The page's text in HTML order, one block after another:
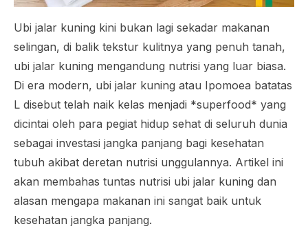
Ubi jalar kuning kini bukan lagi sekadar makanan
selingan, di balik tekstur kulitnya yang penuh tanah,
ubi jalar kuning mengandung nutrisi yang luar biasa.
Di era modern, ubi jalar kuning atau Ipomoea batatas
L disebut telah naik kelas menjadi *superfood* yang
dicintai oleh para pegiat hidup sehat di seluruh dunia
sebagai investasi jangka panjang bagi kesehatan
tubuh akibat deretan nutrisi unggulannya. Artikel ini
akan membahas tuntas nutrisi ubi jalar kuning dan
alasan mengapa makanan ini sangat baik untuk
kesehatan jangka panjang.